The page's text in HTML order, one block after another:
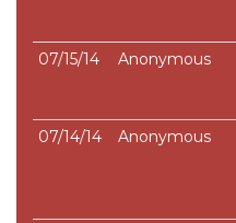
07/15/14
Anonymous
07/14/14
Anonymous